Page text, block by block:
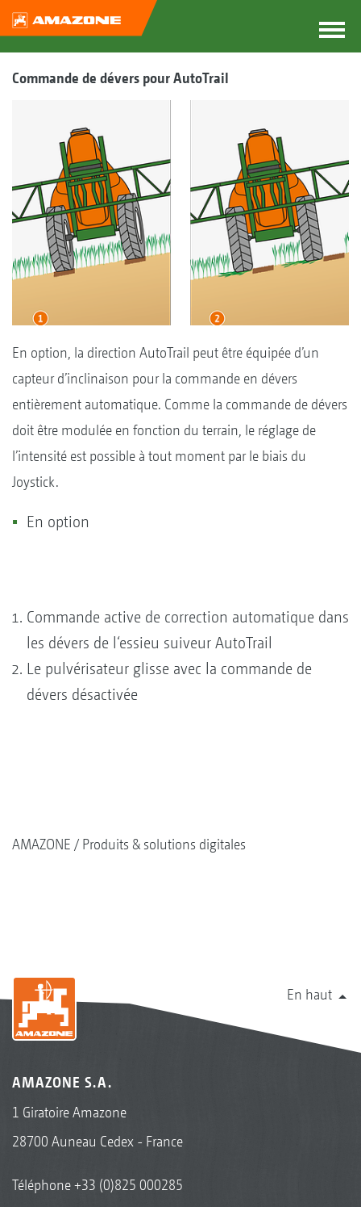
Commande de dévers pour AutoTrail
En option, la direction AutoTrail peut être équipée d’un
capteur d’inclinaison pour la commande en dévers
entièrement automatique. Comme la commande de dévers
doit être modulée en fonction du terrain, le réglage de
l’intensité est possible à tout moment par le biais du
Joystick.
En option
Commande active de correction automatique dans
les dévers de l‘essieu suiveur AutoTrail
Le pulvérisateur glisse avec la commande de
dévers désactivée
AMAZONE Produits & solutions digitales
En haut
AMAZONE S.A.
1 Giratoire Amazone
28700 Auneau Cedex - France
Téléphone+33 (0)825 000285